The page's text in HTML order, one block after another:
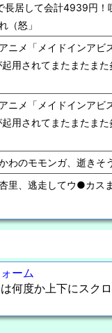
長居して会計4939円！
（怒」
ニメ「メイドインアビ
用されてまたまたまた
ニメ「メイドインアビ
用されてまたまたまた
わのモモンガ、逝きそ
杏里、逃走してウ●カス
ーム
は何度か上下にスク